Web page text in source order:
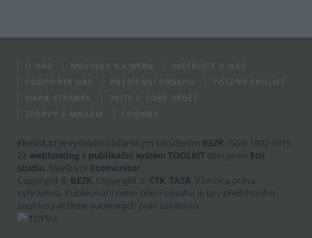
O NÁS NOVINKY NA WEBU
INZERUJTE U NÁS
PODPOŘTE NÁS
PŘEBÍRÁNÍ OBSAHU
TIŠTĚNÝ EKOLIST
MAPA STRÁNEK
DEJTE O SOBĚ VĚDĚT
ZPRÁVY E-MAILEM
COOKIES
Ekolist.cz je vydáván občanským sdružením BEZK . ISSN 1802-9019.
Za webhosting a publikační systém TOOLKIT děkujeme Ecn
studiu . Navštivte Ecomonitor
Copyright © BEZK . Copyright © ČTK, TASR . Všechna práva
vyhrazena. Publikování nebo šíření obsahu je bez předchozího
souhlasu držitele autorských práv zakázáno.